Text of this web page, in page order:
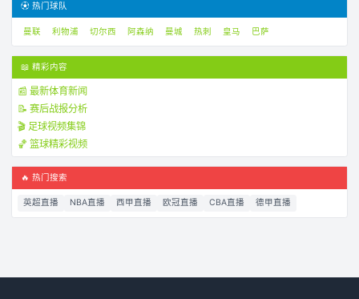
⚽ 热门球队
曼联 利物浦 切尔西 阿森纳 曼城 热刺 皇马 巴萨
📖 精彩内容
📰 最新体育新闻
📝 赛后战报分析
🎬 足球视频集锦
🏀 篮球精彩视频
🔥 热门搜索
英超直播 NBA直播 西甲直播 欧冠直播 CBA直播 德甲直播